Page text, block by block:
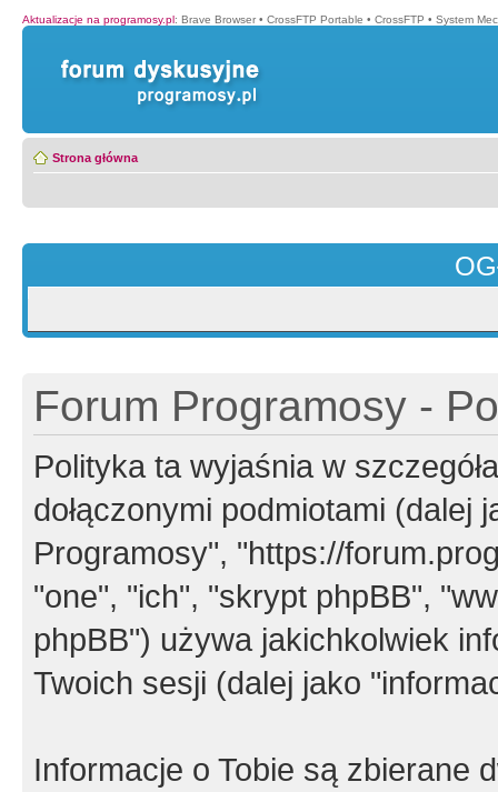
Aktualizacje na programosy.pl: Brave Browser • CrossFTP Portable • CrossFTP • System
Strona główna
Forum Programosy -
Polityka ta wyjaśnia w
dołączonymi podmiotami (dalej
Programosy", "https://
"one", "ich", "skrypt phpBB",
phpBB") używa jakichkolwiek
Twoich sesji (dalej jako
Informacje o Tobie są zbierane